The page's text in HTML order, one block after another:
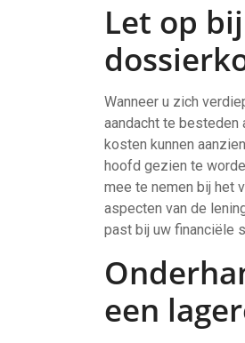
Let op
Wanneer u zich
aandacht te
kosten kunnen
hoofd gezien te
mee te nemen bij het
aspecten van de
past bij uw financiële
een